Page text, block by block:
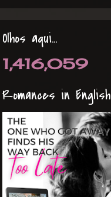
Olhos aqui...
1,416,059
Romances in English